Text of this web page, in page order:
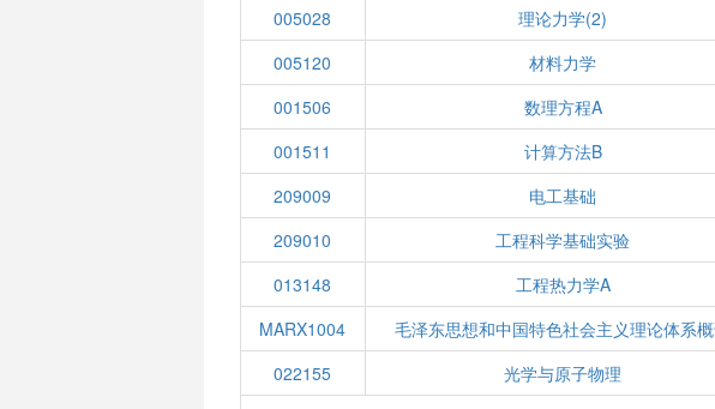
005028 理论力学(2)
005120
材料力学
001506
数理方程A
001511
计算方法B
209009
电工基础
209010
工程科学基础实验
013148
工程热力学A
MARX1004
毛泽东思想和中国特色社会主义理论体系
022155
光学与原子物理